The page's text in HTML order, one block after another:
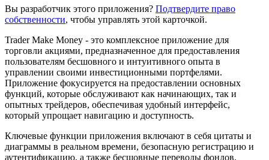
Вы разработчик этого приложения? Подтвердите право
собственности, чтобы управлять этой карточкой.
Trader Make Money - это комплексное приложение для
торговли акциями, предназначенное для предоставления
пользователям бесшовного и интуитивного опыта в
управлении своими инвестиционными портфелями.
Приложение фокусируется на предоставлении основных
функций, которые обслуживают как начинающих, так и
опытных трейдеров, обеспечивая удобный интерфейс,
который упрощает навигацию и доступность.
Ключевые функции приложения включают в себя цитаты и
диаграммы в реальном времени, безопасную регистрацию и
аутентификацию, а также бесшовные переводы фондов.